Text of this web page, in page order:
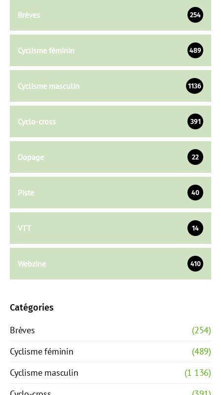
Brèves 254
Cyclisme féminin 489
Cyclisme masculin 1136
Cyclo-cross 391
Dopage 22
Piste 40
VTT 14
Webzine 410
Catégories
Brèves
(254)
Cyclisme féminin
(489)
Cyclisme masculin
(1 136)